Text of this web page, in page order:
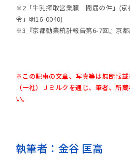
※2「牛乳搾取営業願 聞届の件」(京
令」明16-0040)
※3『京都勧業統計報告第6-7回』京
※この記事の文章、写真等は無断転
（一社）Ｊミルクを通じ、筆者、所
い。
執筆者：金谷 匡高